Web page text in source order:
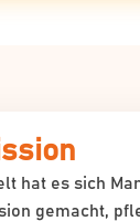
hat es sich
gemacht,